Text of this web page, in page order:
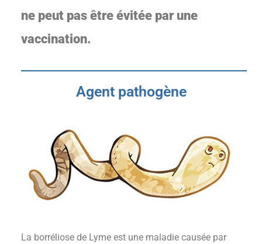
ne peut pas être évitée par une
vaccination.
Agent pathogène
La borréliose de Lyme est une maladie causée par